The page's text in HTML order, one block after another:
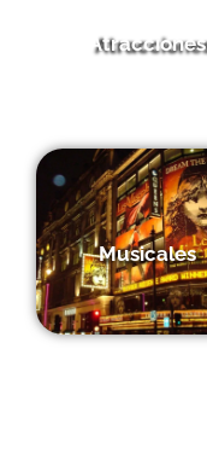
Atracciones
Musicales